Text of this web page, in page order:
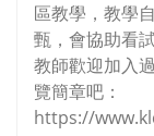
區教學，教學
甄，會協助看
教師歡迎加入
覽簡章吧：
https://